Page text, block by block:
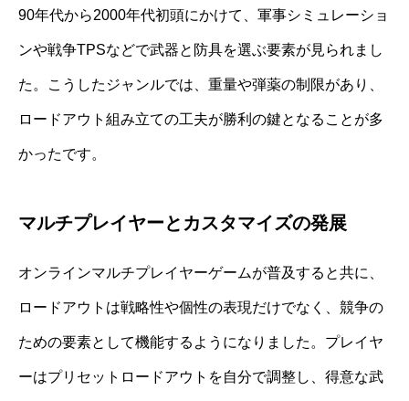
90年代から2000年代初頭にかけて、軍事シミュレーショ
ンや戦争TPSなどで武器と防具を選ぶ要素が見られまし
た。こうしたジャンルでは、重量や弾薬の制限があり、
ロードアウト組み立ての工夫が勝利の鍵となることが多
かったです。
マルチプレイヤーとカスタマイズの発展
オンラインマルチプレイヤーゲームが普及すると共に、
ロードアウトは戦略性や個性の表現だけでなく、競争の
ための要素として機能するようになりました。プレイヤ
ーはプリセットロードアウトを自分で調整し、得意な武